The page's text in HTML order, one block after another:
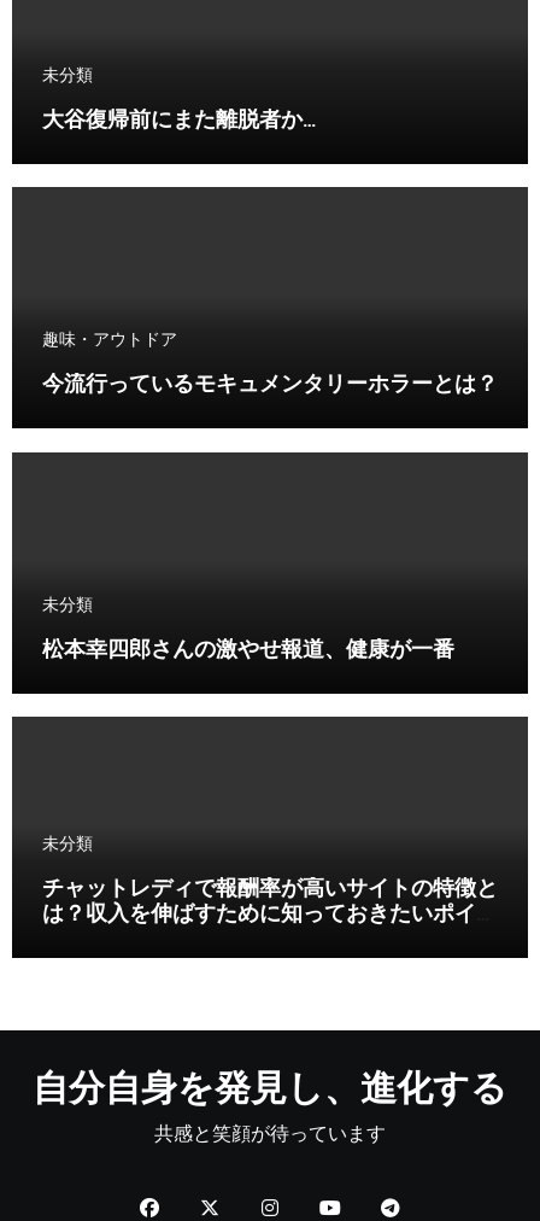
未分類
大谷復帰前にまた離脱者か…
趣味・アウトドア
今流行っているモキュメンタリーホラーとは？
未分類
松本幸四郎さんの激やせ報道、健康が一番
未分類
チャットレディで報酬率が高いサイトの特徴と
は？収入を伸ばすために知っておきたいポイン
自分自身を発見し、進化する
共感と笑顔が待っています